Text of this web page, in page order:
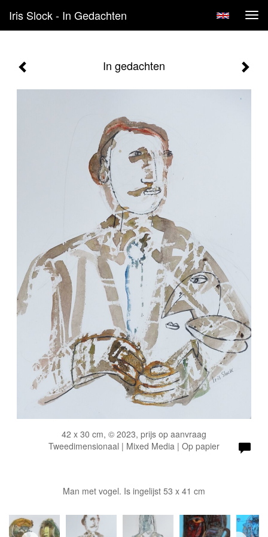
Iris Slock - In Gedachten
In gedachten
42 x 30 cm, © 2023, prijs op aanvraag
Tweedimensionaal | Mixed Media | Op papier
Man met vogel. Is ingelijst 53 x 41 cm